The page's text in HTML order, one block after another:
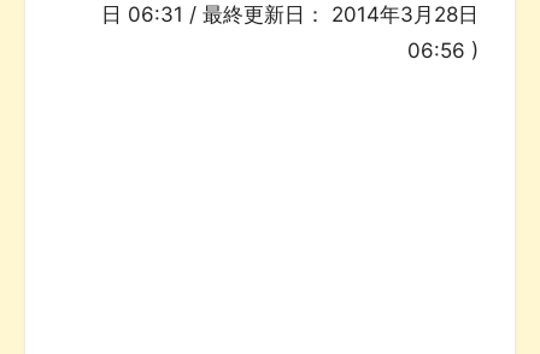
日 06:31 / 最終更新日： 2014年3月28日
06:56 )